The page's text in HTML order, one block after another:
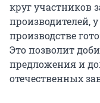
круг участников
производителей,
производстве
Это позволит
предложения и
отечественных